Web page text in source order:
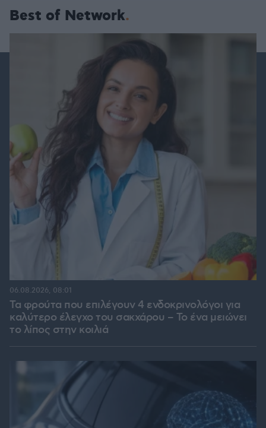
Best of Network
Τα φρούτα που επιλέγουν 4 ενδοκρινολόγοι για
καλύτερο έλεγχο του σακχάρου – Το ένα μειώνει
το λίπος στην κοιλιά
06.08.2026, 08:01